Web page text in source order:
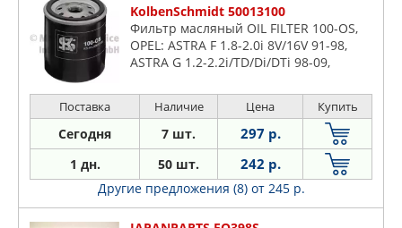
KolbenSchmidt 50013100
Фильтр масляный OIL FILTER 100-OS,
OPEL: ASTRA F 1.8-2.0i 8V/16V 91-98,
ASTRA G 1.2-2.2i/TD/Di/DTi 98-09,
1.6-2.2i/Di/DTi 99-05 (
Поставка Наличие Цена Купить
Сегодня 7 шт. 297 р.
1 дн. 50 шт. 242 р.
Другие предложения (8) от 245 р.